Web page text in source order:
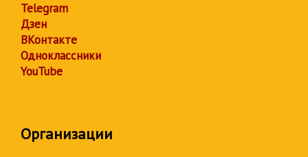
Telegram
Дзен
ВКонтакте
Одноклассники
YouTube
Организации